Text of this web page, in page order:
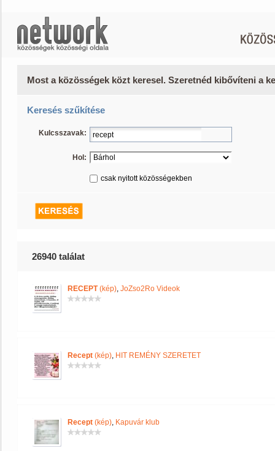
Most a közösségek közt keresel. Szeretnéd kibővíteni a
Keresés szűkítése
Kulcsszavak:
Hol:
csak nyitott közösségekben
26940 találat
RECEPT(kép), JoZso2Ro Videok
Recept (kép), HIT REMÉNY SZERETET
Recept (kép), Kapuvár klub